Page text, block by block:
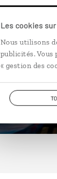
Les cookies
Nous utilisons
publicités. Vous
« gestion des